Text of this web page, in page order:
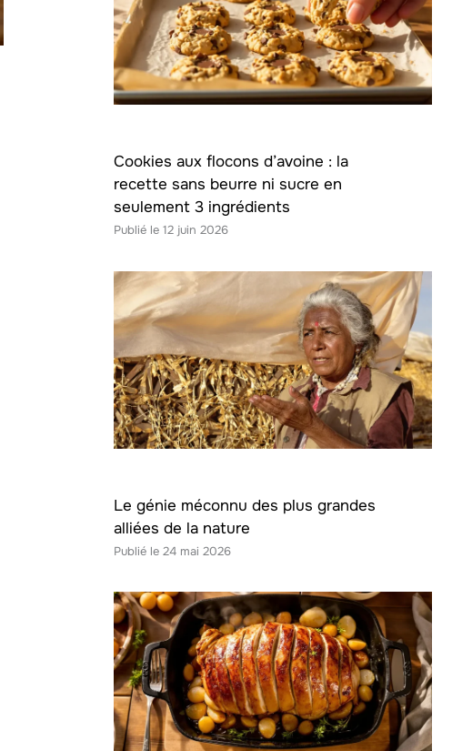
Cookies aux flocons d’avoine : la
recette sans beurre ni sucre en
seulement 3 ingrédients
12 juin 2026
Le génie méconnu des plus grandes
alliées de la nature
24 mai 2026